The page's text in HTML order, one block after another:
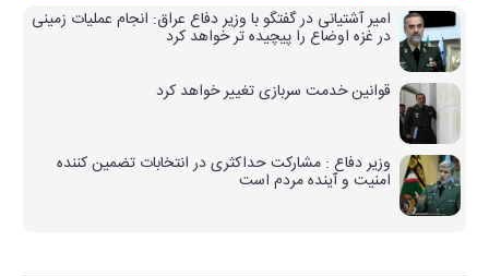
امیر آشتیانی در گفتگو با وزیر دفاع عراق: انجام عملیات زمینی
در غزه اوضاع را پیچیده تر خواهد کرد
قوانین خدمت سربازی تغییر خواهد کرد
وزیر دفاع : مشارکت حداکثری در انتخابات تضمین کننده
امنیت و آینده مردم است